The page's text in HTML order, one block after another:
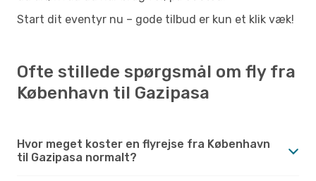
Start dit eventyr nu – gode tilbud er kun et klik væk!
Ofte stillede spørgsmål om fly fra
København til Gazipasa
Hvor meget koster en flyrejse fra København
til Gazipasa normalt?